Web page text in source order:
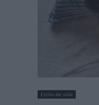
Estilo de vida